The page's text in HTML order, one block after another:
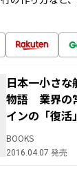
日本一小さ
物語 業界の
インの「復活」
BOOKS
2016.04.07 発売